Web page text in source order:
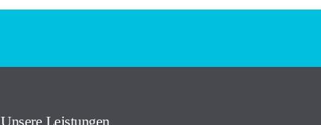
Unsere Leistungen